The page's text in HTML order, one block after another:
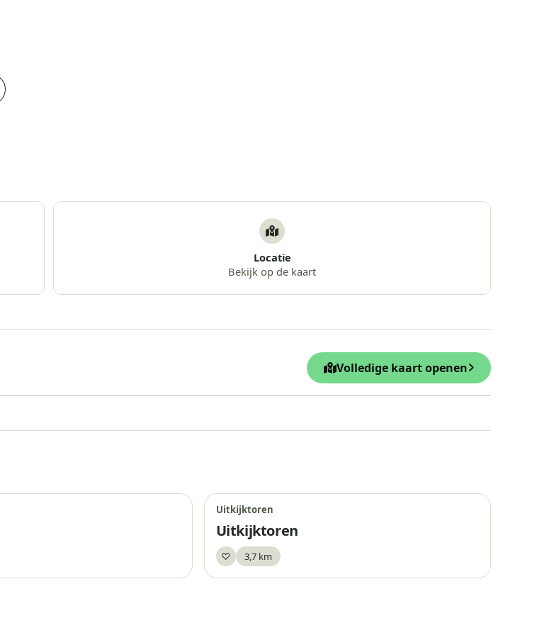
Locatie
Bekijk op de kaart
Volledige kaart openen
Uitkijktoren
Uitkijktoren
Uitkijktoren
♡Bewaar
3,7 km